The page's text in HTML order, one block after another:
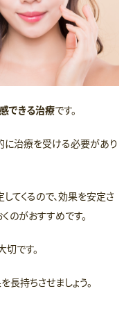
できる治療です。
に治療を受ける必要があり
てくるので、効果を安定さ
のがおすすめです。
です。
持ちさせましょう。